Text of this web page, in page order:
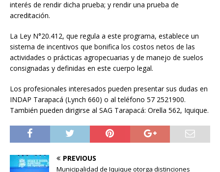
interés de rendir dicha prueba; y rendir una prueba de
acreditación.
La Ley N°20.412, que regula a este programa, establece un
sistema de incentivos que bonifica los costos netos de las
actividades o prácticas agropecuarias y de manejo de suelos
consignadas y definidas en este cuerpo legal.
Los profesionales interesados pueden presentar sus dudas en
INDAP Tarapacá (Lynch 660) o al teléfono 57 2521900.
También pueden dirigirse al SAG Tarapacá: Orella 562, Iquique.
PREVIOUS
Municipalidad de Iquique otorga distinciones